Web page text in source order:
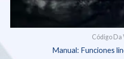
Código Da
Manual: Funciones